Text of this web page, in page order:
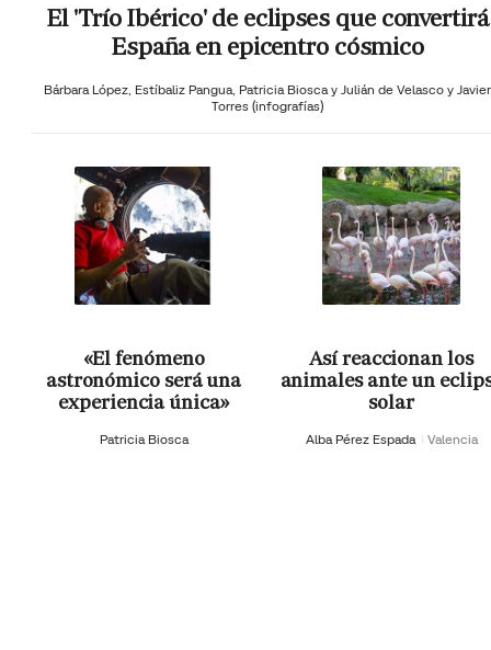
El 'Trío Ibérico' de eclipses que convertirá
España en epicentro cósmico
Bárbara López, Estíbaliz Pangua, Patricia Biosca y Julián de Velasco y Javier
Torres (infografías)
«El fenómeno
astronómico será una
experiencia única»
Patricia Biosca
Así reaccionan los
animales ante un
solar
Alba Pérez Espada Valencia